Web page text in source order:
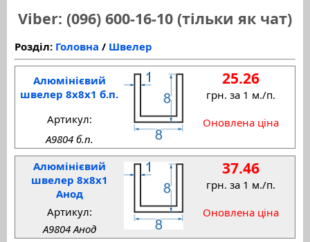
Viber: (096) 600-16-10 (тільки як чат)
Розділ: Головна / Швелер
Алюмінієвий
швелер 8x8x1 б.п.
25.26
грн. за 1 м./п.
Оновлена ціна
Артикул:
A9804 б.п.
Алюмінієвий
швелер 8x8x1
Анод
37.46
грн. за 1 м./п.
Оновлена ціна
Артикул:
A9804 Анод